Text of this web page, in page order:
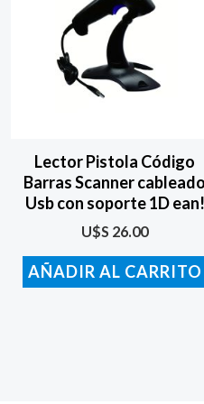
Lector Pistola Código
Barras Scanner
Usb con soporte 1D ean!
U$S 26.00
AÑADIR AL CARRITO